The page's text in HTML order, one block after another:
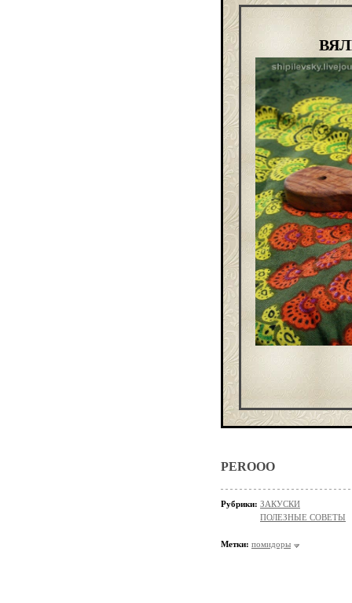
PEROOO
Рубрики: ЗАКУСКИ
ПОЛЕЗНЫЕ СОВЕТЫ
Метки: помидоры